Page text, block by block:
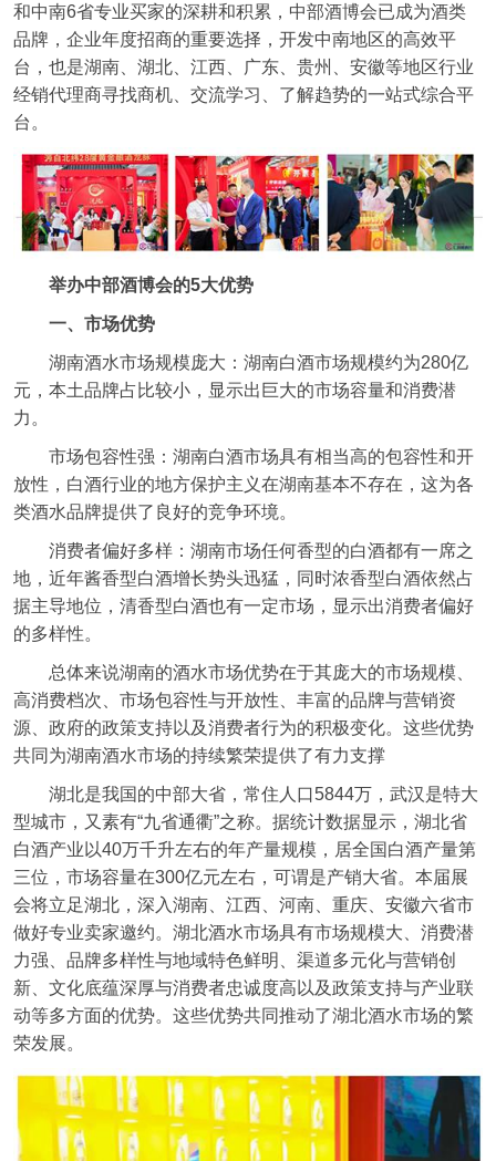
和中南6省专业买家的深耕和积累，中部酒博会已成为酒类
品牌，企业年度招商的重要选择，开发中南地区的高效平
台，也是湖南、湖北、江西、广东、贵州、安徽等地区行业
经销代理商寻找商机、交流学习、了解趋势的一站式综合平
台。
举办中部酒博会的5大优势
一、市场优势
湖南酒水市场规模庞大：湖南白酒市场规模约为280亿
元，本土品牌占比较小，显示出巨大的市场容量和消费潜
力。
市场包容性强：湖南白酒市场具有相当高的包容性和开
放性，白酒行业的地方保护主义在湖南基本不存在，这为各
类酒水品牌提供了良好的竞争环境。
消费者偏好多样：湖南市场任何香型的白酒都有一席之
地，近年酱香型白酒增长势头迅猛，同时浓香型白酒依然占
据主导地位，清香型白酒也有一定市场，显示出消费者偏好
的多样性。
总体来说湖南的酒水市场优势在于其庞大的市场规模、
高消费档次、市场包容性与开放性、丰富的品牌与营销资
源、政府的政策支持以及消费者行为的积极变化。这些优势
共同为湖南酒水市场的持续繁荣提供了有力支撑
湖北是我国的中部大省，常住人口5844万，武汉是特大
型城市，又素有“九省通衢”之称。据统计数据显示，湖北省
白酒产业以40万千升左右的年产量规模，居全国白酒产量第
三位，市场容量在300亿元左右，可谓是产销大省。本届展
会将立足湖北，深入湖南、江西、河南、重庆、安徽六省市
做好专业卖家邀约。湖北酒水市场具有市场规模大、消费潜
力强、品牌多样性与地域特色鲜明、渠道多元化与营销创
新、文化底蕴深厚与消费者忠诚度高以及政策支持与产业联
动等多方面的优势。这些优势共同推动了湖北酒水市场的繁
荣发展。